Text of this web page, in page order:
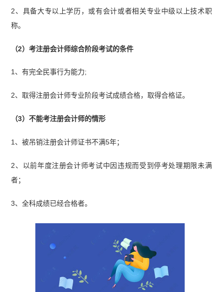
2、具备大专以上学历，或有会计或者相关专业中级以上技术职
称。
（2）考注册会计师综合阶段考试的条件
1、有完全民事行为能力;
2、取得注册会计师专业阶段考试成绩合格，取得合格证。
（3）不能考注册会计师的情形
1、被吊销注册会计师证书不满5年；
2、以前年度注册会计师考试中因违规而受到停考处理期限未满
者；
3、全科成绩已经合格者。